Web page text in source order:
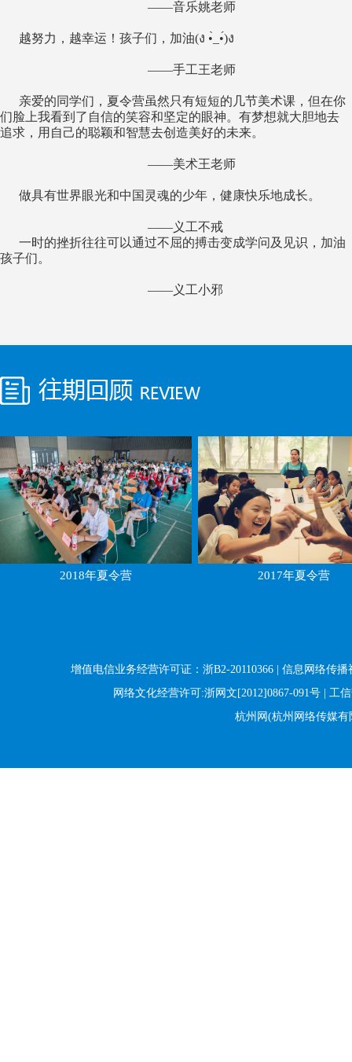
——音乐姚老师
越努力，越幸运！孩子们，加油(ง •̀_•́)ง
——手工王老师
亲爱的同学们，夏令营虽然只有短短的几节美术课，但在你
们脸上我看到了自信的笑容和坚定的眼神。有梦想就大胆地去
追求，用自己的聪颖和智慧去创造美好的未来。
——美术王老师
做具有世界眼光和中国灵魂的少年，健康快乐地成长。
——义工不戒
一时的挫折往往可以通过不屈的搏击变成学问及见识，加油
孩子们。
——义工小邪
2018年夏令营 2017年夏令营
增值电信业务经营许可证：浙B2-20110366 | 信息网络传
网络文化经营许可:浙网文[2012]0867-091号 | 工
杭州网 (杭州网络传媒